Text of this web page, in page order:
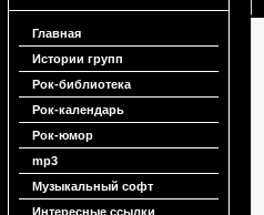
Главная
Истории групп
Рок-библиотека
Рок-календарь
Рок-юмор
mp3
Музыкальный софт
Интересные ссылки